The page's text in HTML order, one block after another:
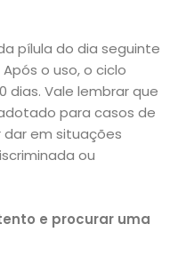
pílula do dia seguinte
o uso, o ciclo
dias. Vale lembrar que
para casos de
dar em situações
ou
e procurar uma